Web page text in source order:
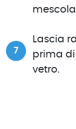
Lascia
prima
vetro.